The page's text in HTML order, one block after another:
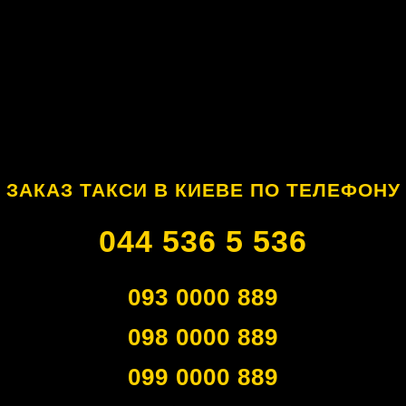
ЗАКАЗ ТАКСИ В КИЕВЕ ПО ТЕЛЕФОНУ
044 536 5 536
093 0000 889
098 0000 889
099 0000 889